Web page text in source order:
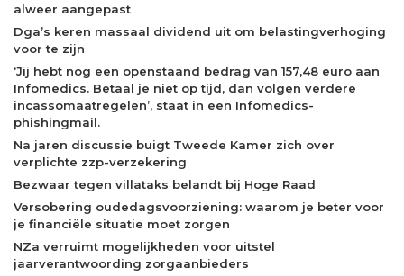
alweer aangepast
Dga’s keren massaal dividend uit om belastingverhoging
voor te zijn
‘Jij hebt nog een openstaand bedrag van 157,48 euro aan
Infomedics. Betaal je niet op tijd, dan volgen verdere
incassomaatregelen’, staat in een Infomedics-
phishingmail.
Na jaren discussie buigt Tweede Kamer zich over
verplichte zzp-verzekering
Bezwaar tegen villataks belandt bij Hoge Raad
Versobering oudedagsvoorziening: waarom je beter voor
je financiële situatie moet zorgen
NZa verruimt mogelijkheden voor uitstel
jaarverantwoording zorgaanbieders